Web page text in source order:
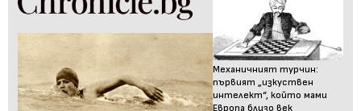
Механичният турчин:
първият „изкуствен
интелект“, който мами
Европа близо век